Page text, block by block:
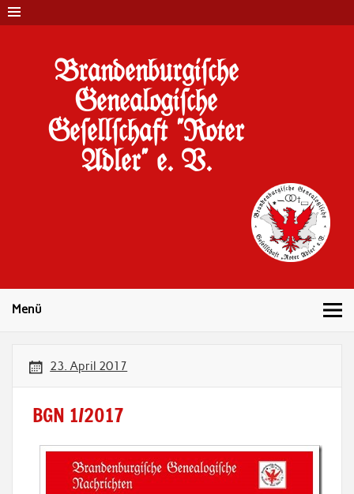
Brandenburgi#che
Genealogi#che
Ge#ell#chaft "Roter
Adler" e. V.
Menü
23. April 2017
BGN 1/2017